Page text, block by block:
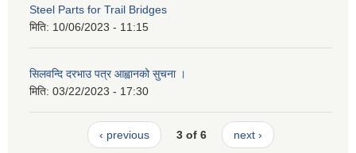
Steel Parts for Trail Bridges
मिति: 10/06/2023 - 11:15
सिलवन्दि दरभाउ पत्र आह्वानको सुचना ।
मिति: 03/22/2023 - 17:30
‹ previous 3 of 6 next ›